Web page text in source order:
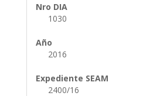
Nro DIA
1030
Año
2016
Expediente SEAM
2400/16